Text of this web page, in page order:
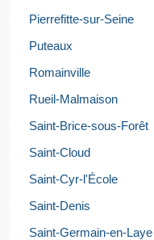
Pierrefitte-sur-Seine
Puteaux
Romainville
Rueil-Malmaison
Saint-Brice-sous-Forêt
Saint-Cloud
Saint-Cyr-l'École
Saint-Denis
Saint-Germain-en-Laye